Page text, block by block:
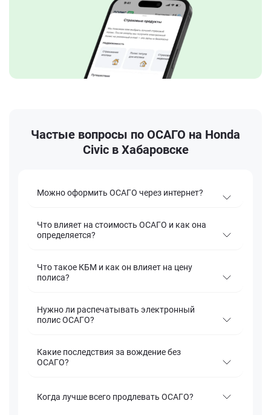
Частые вопросы по ОСАГО на Honda
Civic в Хабаровске
Можно оформить ОСАГО через интернет?
Что влияет на стоимость ОСАГО и как она
определяется?
Что такое КБМ и как он влияет на цену
полиса?
Нужно ли распечатывать электронный
полис ОСАГО?
Какие последствия за вождение без
ОСАГО?
Когда лучше всего продлевать ОСАГО?